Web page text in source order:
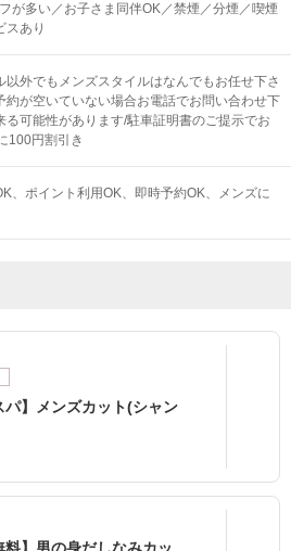
が多い／お子さま同伴OK／禁煙／分煙／喫煙
スあり
以外でもメンズスタイルはなんでもお任せ下さ
約が空いていない場合お電話でお問い合わせ下
る可能性があります/駐車証明書のご提示でお
100円割引き
ポイント利用OK 即時予約OK
メンズに
パ】メンズカット(シャン